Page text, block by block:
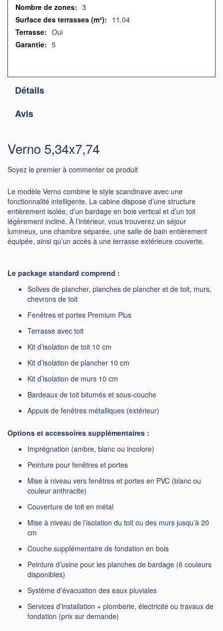
Verno 5,34x7,74
Soyez le premier à commenter ce produit
Le modèle Verno combine le style scandinave avec une
fonctionnalité intelligente. La cabine dispose d’une structure
entièrement isolée, d’un bardage en bois vertical et d’un toit
légèrement incliné. À l’intérieur, vous trouverez un séjour
lumineux, une chambre séparée, une salle de bain entièrement
équipée, ainsi qu’un accès à une terrasse extérieure couverte.
Le package standard comprend :
Solives de plancher, planches de plancher et de toit, murs,
chevrons de toit
Fenêtres et portes Premium Plus
Terrasse avec toit
Kit d’isolation de toit 10 cm
Kit d’isolation de plancher 10 cm
Kit d’isolation de murs 10 cm
Bardeaux de toit bitumés et sous-couche
Appuis de fenêtres métalliques (extérieur)
Options et accessoires supplémentaires :
Imprégnation (ambre, blanc ou incolore)
Peinture pour fenêtres et portes
Mise à niveau vers fenêtres et portes en PVC (blanc ou
couleur anthracite)
Couverture de toit en métal
Mise à niveau de l’isolation du toit ou des murs jusqu’à 20
cm
Couche supplémentaire de fondation en bois
Peinture d’usine pour les planches de bardage (6 couleurs
disponibles)
Système d’évacuation des eaux pluviales
Services d’installation + plomberie, électricité ou travaux de
fondation (prix sur demande)
3
11.04
Oui
5
Détails
Avis